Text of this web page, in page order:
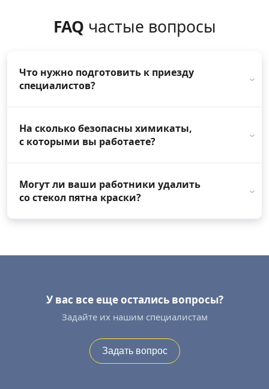
FAQ частые вопросы
Что нужно подготовить к приезду
специалистов?
На сколько безопасны химикаты,
с которыми вы работаете?
Могут ли ваши работники удалить
со стекол пятна краски?
У вас все еще остались вопросы?
Задайте их нашим специалистам
Задать вопрос